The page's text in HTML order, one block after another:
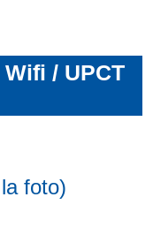
/ UPCT
foto)